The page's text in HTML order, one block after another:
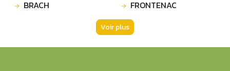
BRACH
FRONTENAC
Voir plus